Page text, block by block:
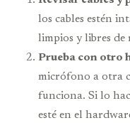
los cables estén
limpios y libres de
Prueba con otro
micrófono a otra
funciona. Si lo
esté en el